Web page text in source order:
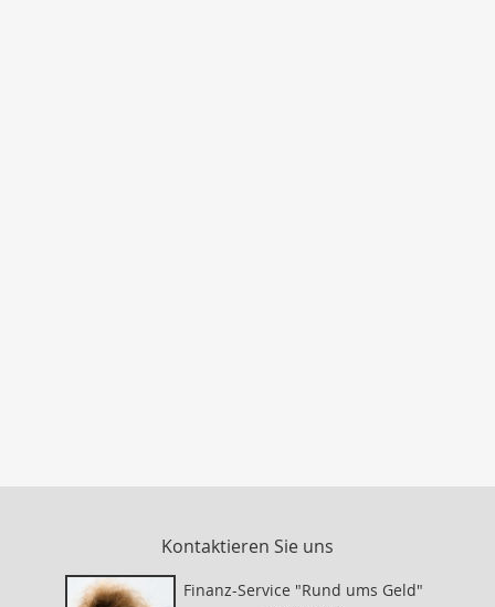
Kontaktieren Sie uns
Finanz-Service "Rund ums Geld"